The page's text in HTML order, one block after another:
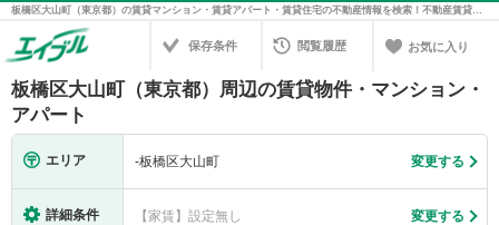
板橋区大山町（東京都）の賃貸マンション・賃貸アパート・賃貸住宅の不動産情報を検索！不動産賃貸の物件探しは、お部屋探しのエイブル
保存条件 閲覧履歴 お気に入り
板橋区大山町（東京都）周辺の賃貸物件・マンション・
アパート
エリア -板橋区大山町 変更する
詳細条件 【家賃】設定無し 変更する